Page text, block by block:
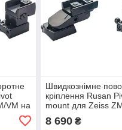
VM на
17 мм.
Швидкознімне
кріплення Rusan
mount для Zeiss
Browning BAR. BH
KR 25 мм tdi
8 690₴